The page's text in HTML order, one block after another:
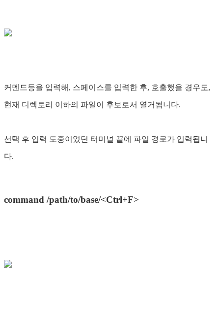
커멘드등을 입력해, 스페이스를 입력한 후, 호출했을 경우도,
현재 디렉토리 이하의 파일이 후보로서 열거됩니다.
선택 후 입력 도중이었던 터미널 끝에 파일 경로가 입력됩니
다.
command /path/to/base/<Ctrl+F>